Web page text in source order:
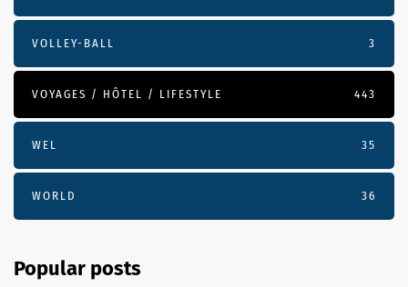
VOLLEY-BALL 3
VOYAGES / HÔTEL / LIFESTYLE 443
WEL 35
WORLD 36
Popular posts